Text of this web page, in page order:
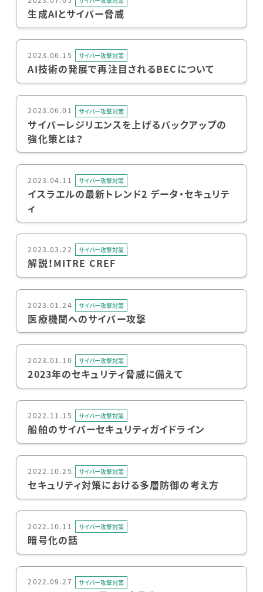
生成AIとサイバー脅威
2023.06.15 サイバー攻撃対策
AI技術の発展で再注目されるBECについて
2023.06.01 サイバー攻撃対策
サイバーレジリエンスを上げるバックアップの
強化策とは？
2023.04.11 サイバー攻撃対策
イスラエルの最新トレンド2 データ・セキュリテ
ィ
2023.03.22 サイバー攻撃対策
解説！MITRE CREF
2023.01.24 サイバー攻撃対策
医療機関へのサイバー攻撃
2023.01.10 サイバー攻撃対策
2023年のセキュリティ脅威に備えて
2022.11.15 サイバー攻撃対策
船舶のサイバーセキュリティガイドライン
2022.10.25 サイバー攻撃対策
セキュリティ対策における多層防御の考え方
2022.10.11 サイバー攻撃対策
暗号化の話
2022.09.27 サイバー攻撃対策